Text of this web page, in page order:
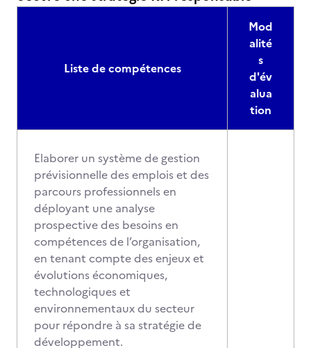
Liste de compétences
Mod
alité
s
d'év
alua
tion
Elaborer un système de gestion
prévisionnelle des emplois et des
parcours professionnels en
déployant une analyse
prospective des besoins en
compétences de l’organisation,
en tenant compte des enjeux et
évolutions économiques,
technologiques et
environnementaux du secteur
pour répondre à sa stratégie de
développement.